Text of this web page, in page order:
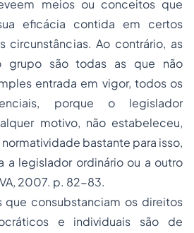
meios ou conceitos que
eficácia contida em certos
circunstâncias. Ao contrário, as
grupo são todas as que não
entrada em vigor, todos os
porque o legislador
motivo, não estabeleceu,
bastante para isso,
a legislador ordinário ou a outro
2007. p. 82-83.
que consubstanciam os direitos
e individuais são de